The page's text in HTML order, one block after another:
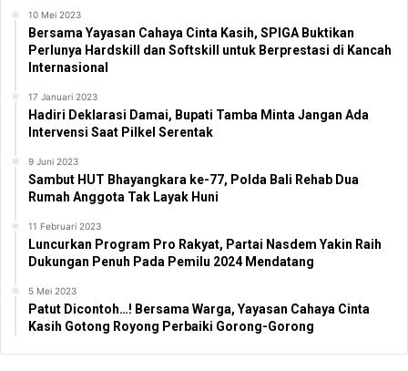
10 Mei 2023
Bersama Yayasan Cahaya Cinta Kasih, SPIGA Buktikan
Perlunya Hardskill dan Softskill untuk Berprestasi di Kancah
Internasional
17 Januari 2023
Hadiri Deklarasi Damai, Bupati Tamba Minta Jangan Ada
Intervensi Saat Pilkel Serentak
9 Juni 2023
Sambut HUT Bhayangkara ke-77, Polda Bali Rehab Dua
Rumah Anggota Tak Layak Huni
11 Februari 2023
Luncurkan Program Pro Rakyat, Partai Nasdem Yakin Raih
Dukungan Penuh Pada Pemilu 2024 Mendatang
5 Mei 2023
Patut Dicontoh…! Bersama Warga, Yayasan Cahaya Cinta
Kasih Gotong Royong Perbaiki Gorong-Gorong